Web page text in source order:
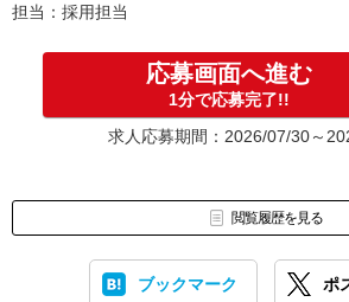
担当：採用担当
応募画面へ進む
1分で応募完了!!
求人応募期間：2026/07/30～
閲覧履歴を見る
ブックマーク ポ